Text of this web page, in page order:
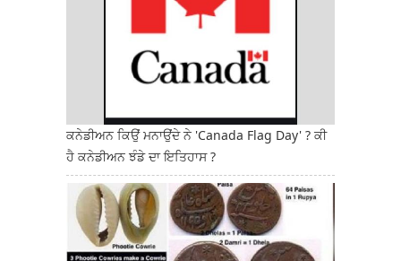
ਕਨੇਡੀਅਨ ਕਿਉਂ ਮਨਾਉਂਦੇ ਨੇ 'Canada Flag Day' ? ਕੀ
ਹੈ ਕਨੇਡੀਅਨ ਝੰਡੇ ਦਾ ਇਤਿਹਾਸ ?